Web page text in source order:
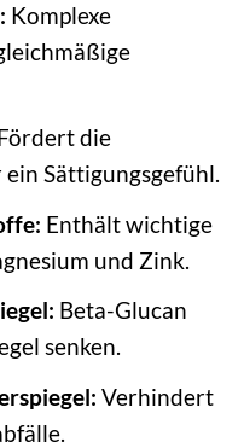
Komplexe
die
Sättigungsgefühl.
Enthält wichtige
und Zink.
Beta-Glucan
senken.
Verhindert